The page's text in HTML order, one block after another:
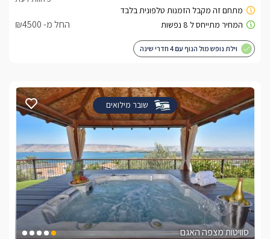
החל מ- ₪4500
וילת נופש מול הנוף עם 4 חדרי שינה
שובר מילואים
סוויטות מצפה האגם